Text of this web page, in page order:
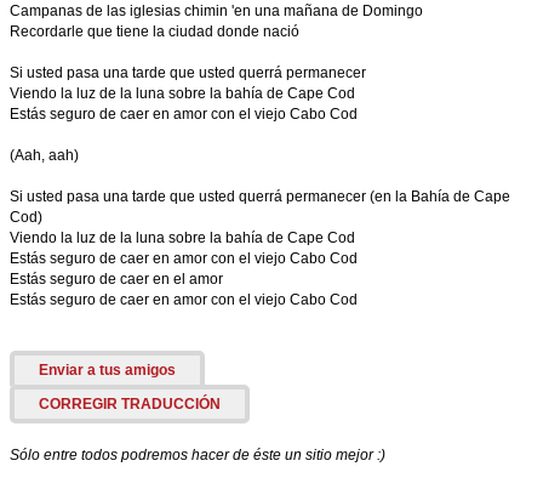
Campanas de las iglesias chimin 'en una mañana de Domingo
Recordarle que tiene la ciudad donde nació
Si usted pasa una tarde que usted querrá permanecer
Viendo la luz de la luna sobre la bahía de Cape Cod
Estás seguro de caer en amor con el viejo Cabo Cod
(Aah, aah)
Si usted pasa una tarde que usted querrá permanecer (en la Bahía de Cape
Cod)
Viendo la luz de la luna sobre la bahía de Cape Cod
Estás seguro de caer en amor con el viejo Cabo Cod
Estás seguro de caer en el amor
Estás seguro de caer en amor con el viejo Cabo Cod
Enviar a tus amigos
CORREGIR TRADUCCIÓN
Sólo entre todos podremos hacer de éste un sitio mejor :)